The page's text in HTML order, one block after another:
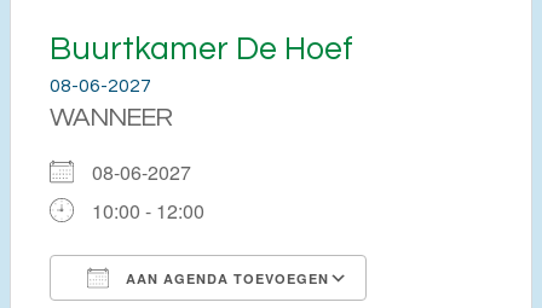
Buurtkamer De Hoef
08-06-2027
WANNEER
08-06-2027
10:00 - 12:00
AAN AGENDA TOEVOEGEN